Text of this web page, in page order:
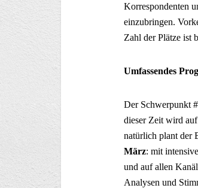
Korrespondenten
einzubringen.
Zahl der Plätze ist
Umfassendes
Der Schwerpunkt
dieser Zeit wird
natürlich plant der
März: mit
und auf allen
Analysen und